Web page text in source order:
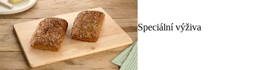
Speciální výživa